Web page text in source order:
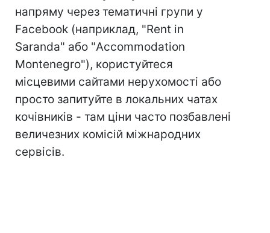
напряму через тематичні групи у
Facebook (наприклад, "Rent in
Saranda" або "Accommodation
Montenegro"), користуйтеся
місцевими сайтами нерухомості або
просто запитуйте в локальних чатах
кочівників - там ціни часто позбавлені
величезних комісій міжнародних
сервісів.